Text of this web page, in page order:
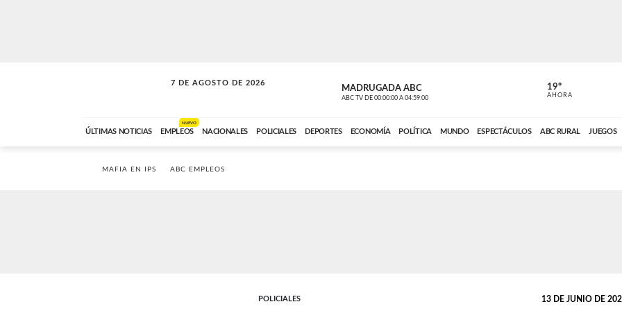
7 DE AGOSTO DE 2026
SOLO MÚSICA MADRUGADA ABC
ABC TV DE 00:00:00 A 04:59:00 ABC CARDINAL
19º
AHORA
ÚLTIMAS NOTICIAS EMPLEOS
NUEVO
NACIONALES POLICIALES DEPORTES ECONOMÍA POLÍTICA MUNDO ESPECTÁCULOS ABC RURAL JUEGOS
MAFIA EN IPS ABC EMPLEOS
POLICIALES 13 DE JUNIO DE